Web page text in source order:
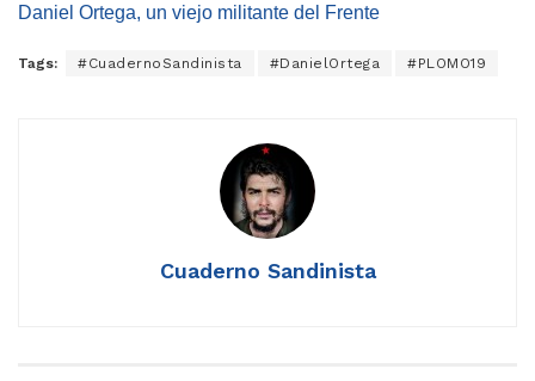
Daniel Ortega, un viejo militante del Frente
Tags: #CuadernoSandinista #DanielOrtega #PLOMO19
Cuaderno Sandinista